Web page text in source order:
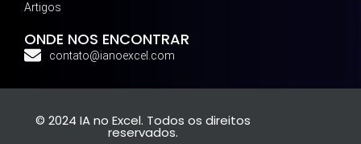
Artigos
ONDE NOS ENCONTRAR
contato@ianoexcel.com
© 2024 IA no Excel. Todos os direitos
reservados.